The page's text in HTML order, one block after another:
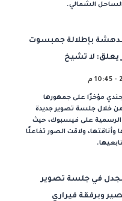
الشمالي.
الدهشة بإطلالة جمبسوت
يعلق: لا تشيخ
مؤخرًا على جمهورها
من خلال جلسة تصوير جديدة
على فيسبوك، حيث
ولاقت الصور تفاعلًا
الجدل في جلسة تصوير
وبرفقة فيراري